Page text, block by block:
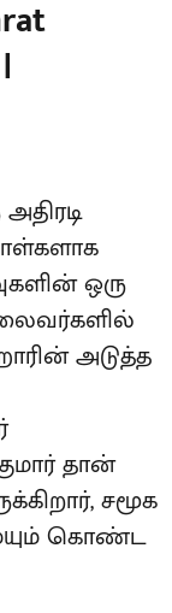
ஒரு
அடுத்த
தான்
சமூக
கொண்ட